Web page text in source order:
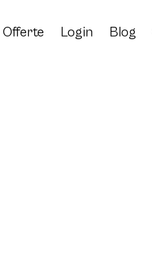
Offerte Login Blog